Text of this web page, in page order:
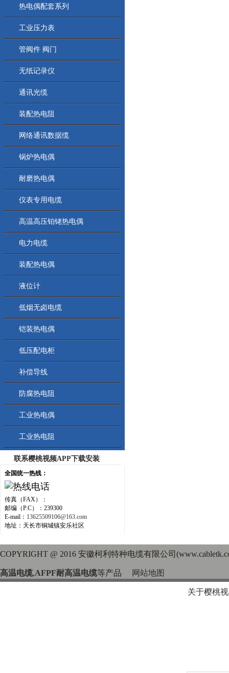
热电偶配套系列
工业压力表
管阀件 阀门
无纸记录仪
通讯光缆
装配热电阻
网络通讯数据缆
锅炉热电偶
耐磨热电偶
仪表专用电缆
高温高压铂铑热电偶
电力电缆
装配热电偶
液位计
低烟无卤电缆
铠装热电偶
低压配电柜
补偿导线
防腐热电阻
工业热电偶
工业热电阻
联系樱桃视频APP下载安装
全国统一热线：
传真（FAX）：
邮编（P.C）：239300
E-mail： 13625509106@163.com
地址：天长市铜城镇安乐社区
COPYRIGHT @ 2016 安徽柯利特种电缆有限公司
高温电缆,AFPF耐高温电缆等产品 网站地图
关于樱桃